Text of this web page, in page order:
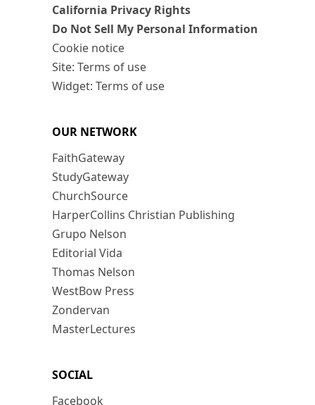
California Privacy Rights
Do Not Sell My Personal Information
Cookie notice
Site: Terms of use
Widget: Terms of use
OUR NETWORK
FaithGateway
StudyGateway
ChurchSource
HarperCollins Christian Publishing
Grupo Nelson
Editorial Vida
Thomas Nelson
WestBow Press
Zondervan
MasterLectures
SOCIAL
Facebook